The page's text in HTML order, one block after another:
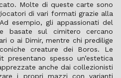
Molte di queste carte sono
di vari formati grazie alla
esempio, gli appassionati del
basate sul cimitero cercano
o ai Dimir, mentre chi predilige
creature dei Boros. Le
spesso un’estetica
anche dai collezionisti
i propri mazzi con varianti